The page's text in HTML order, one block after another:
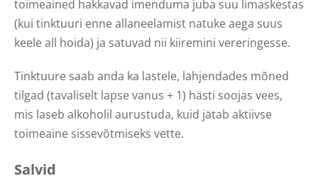
toimeained hakkavad imenduma juba suu limaskestas
(kui tinktuuri enne allaneelamist natuke aega suus
keele all hoida) ja satuvad nii kiiremini vereringesse.
Tinktuure saab anda ka lastele, lahjendades mõned
tilgad (tavaliselt lapse vanus + 1) hästi soojas vees,
mis laseb alkoholil aurustuda, kuid jätab aktiivse
toimeaine sissevõtmiseks vette.
Salvid